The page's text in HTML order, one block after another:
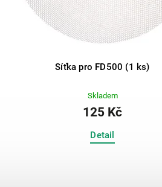
Síťka pro FD500 (1 ks)
Skladem
125 Kč
Detail